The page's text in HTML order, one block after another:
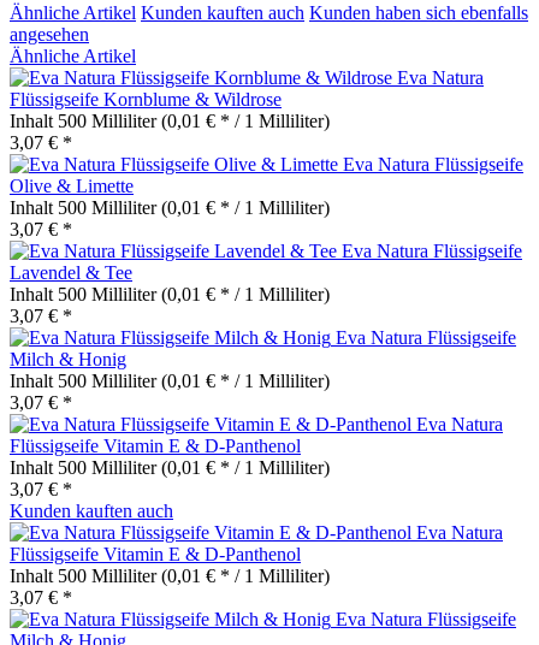
Ähnliche Artikel Kunden kauften auch Kunden haben sich ebenfalls
angesehen
Ähnliche Artikel
Eva Natura
Flüssigseife Kornblume & Wildrose
Inhalt 500 Milliliter(0,01 € * / 1 Milliliter)
3,07 € *
Eva Natura Flüssigseife
Olive & Limette
Inhalt 500 Milliliter(0,01 € * / 1 Milliliter)
3,07 € *
Eva Natura Flüssigseife
Lavendel & Tee
Inhalt 500 Milliliter(0,01 € * / 1 Milliliter)
3,07 € *
Eva Natura Flüssigseife
Milch & Honig
Inhalt 500 Milliliter(0,01 € * / 1 Milliliter)
3,07 € *
Eva Natura
Flüssigseife Vitamin E & D-Panthenol
Inhalt 500 Milliliter(0,01 € * / 1 Milliliter)
3,07 € *
Kunden kauften auch
Eva Natura
Flüssigseife Vitamin E & D-Panthenol
Inhalt 500 Milliliter(0,01 € * / 1 Milliliter)
3,07 € *
Eva Natura Flüssigseife
Milch & Honig